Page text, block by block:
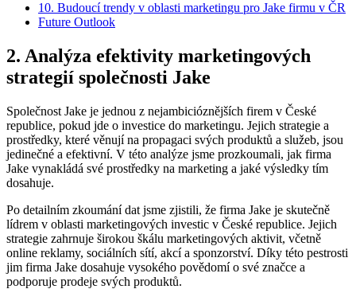
10. ‍Budoucí trendy v ⁤oblasti marketingu pro Jake firmu‍ v ČR
Future Outlook
2.​ Analýza efektivity marketingových
strategií společnosti Jake
Společnost Jake je ⁣jednou z nejambicióznějších firem‍ v České​
republice, pokud ‍jde o investice do marketingu. ‌Jejich strategie a
prostředky, které věnují na propagaci svých produktů a služeb, jsou‍
jedinečné‍ a⁢ efektivní. V této analýze jsme prozkoumali, jak firma
⁣Jake vynakládá své ‌prostředky na marketing ​a jaké výsledky tím
dosahuje.
Po detailním zkoumání dat jsme ⁢zjistili, ⁤že firma Jake je ‍skutečně‍
lídrem v ‍oblasti marketingových investic v České republice. Jejich⁢
strategie zahrnuje širokou škálu marketingových ⁢aktivit, včetně
online reklamy, sociálních sítí, akcí ‍a sponzorství. Díky této pestrosti
​jim firma Jake dosahuje vysokého povědomí​ o své značce a‌
podporuje prodeje svých‍ produktů.